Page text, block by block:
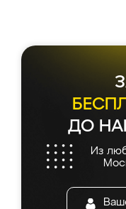
ДО
Из